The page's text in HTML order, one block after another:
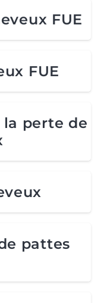
FUE
FUE
perte de
pattes